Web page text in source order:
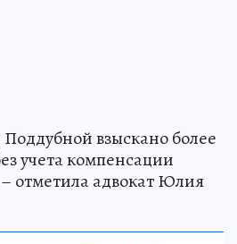
взыскано более
учета компенсации
отметила адвокат Юлия